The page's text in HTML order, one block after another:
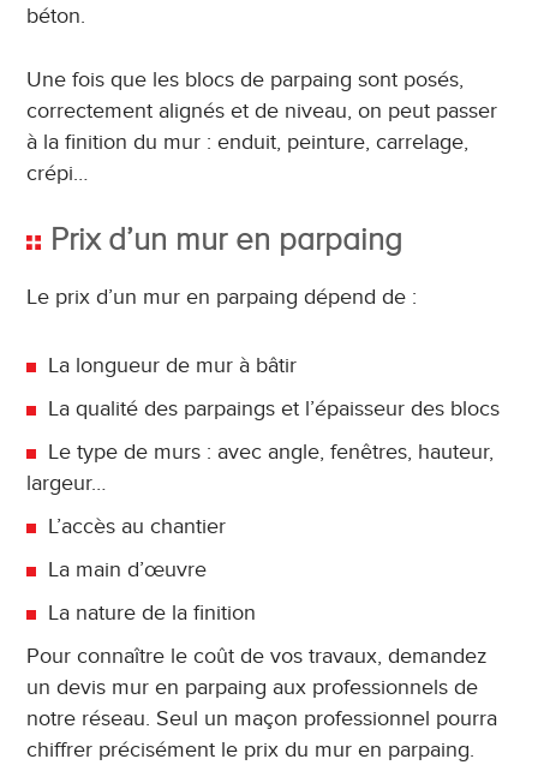
béton.
Une fois que les blocs de parpaing sont posés,
correctement alignés et de niveau, on peut passer
à la finition du mur : enduit, peinture, carrelage,
crépi…
Prix d’un mur en parpaing
Le prix d’un mur en parpaing dépend de :
La longueur de mur à bâtir
La qualité des parpaings et l’épaisseur des blocs
Le type de murs : avec angle, fenêtres, hauteur,
largeur…
L’accès au chantier
La main d’œuvre
La nature de la finition
Pour connaître le coût de vos travaux, demandez
un devis mur en parpaing aux professionnels de
notre réseau. Seul un maçon professionnel pourra
chiffrer précisément le prix du mur en parpaing.